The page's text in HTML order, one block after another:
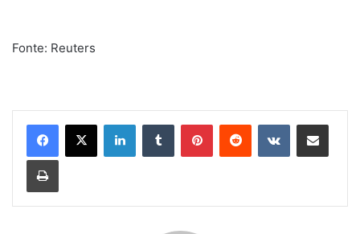
Fonte: Reuters
LinkedinTumblr PinterestReddit VK Compartilhar via e-mail
Imprimir